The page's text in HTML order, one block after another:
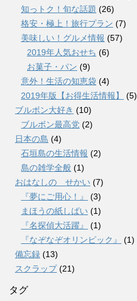
知っトク！旬な話題 (26)
格安・極上！旅行プラン (7)
美味しい！グルメ情報 (57)
2019年人気おせち (6)
お菓子・パン (9)
意外！生活の知恵袋 (4)
2019年版【お得生活情報】
(5)
ブルボン大好き (10)
ブルボン最高党 (2)
日本の島 (4)
石垣島の生活情報 (2)
島の雑学全般 (1)
おはなしの せかい (7)
『夢にご用心！』
(3)
まほうの紙しばい (1)
『名探偵大活躍』
(1)
『なぞなぞオリンピック』
(1)
備忘録 (13)
スクラップ(21)
タグ